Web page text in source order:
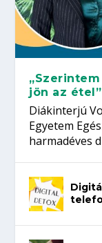
jön az
Diákinterjú
Egyetem
harmadéves